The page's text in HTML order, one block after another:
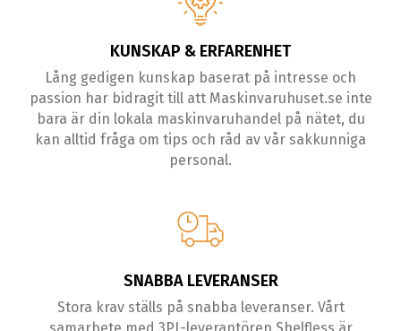
KUNSKAP & ERFARENHET
Lång gedigen kunskap baserat på intresse och
passion har bidragit till att Maskinvaruhuset.se inte
bara är din lokala maskinvaruhandel på nätet, du
kan alltid fråga om tips och råd av vår sakkunniga
personal.
SNABBA LEVERANSER
Stora krav ställs på snabba leveranser. Vårt